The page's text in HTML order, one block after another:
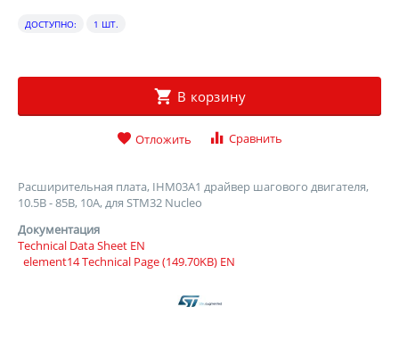
ДОСТУПНО: 1 ШТ.
В корзину
Отложить Сравнить
Расширительная плата, IHM03A1 драйвер шагового двигателя,
10.5В - 85В, 10А, для STM32 Nucleo
Документация
Technical Data Sheet EN
element14 Technical Page (149.70KB) EN